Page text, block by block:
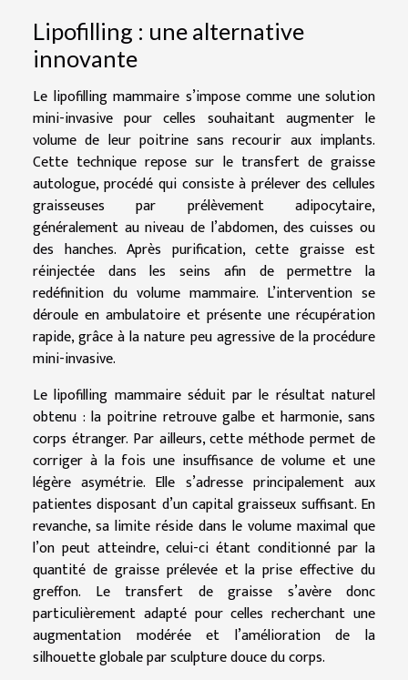
Lipofilling : une alternative
innovante
Le lipofilling mammaire s’impose comme une solution
mini-invasive pour celles souhaitant augmenter le
volume de leur poitrine sans recourir aux implants.
Cette technique repose sur le transfert de graisse
autologue, procédé qui consiste à prélever des cellules
graisseuses par prélèvement adipocytaire,
généralement au niveau de l’abdomen, des cuisses ou
des hanches. Après purification, cette graisse est
réinjectée dans les seins afin de permettre la
redéfinition du volume mammaire. L’intervention se
déroule en ambulatoire et présente une récupération
rapide, grâce à la nature peu agressive de la procédure
mini-invasive.
Le lipofilling mammaire séduit par le résultat naturel
obtenu : la poitrine retrouve galbe et harmonie, sans
corps étranger. Par ailleurs, cette méthode permet de
corriger à la fois une insuffisance de volume et une
légère asymétrie. Elle s’adresse principalement aux
patientes disposant d’un capital graisseux suffisant. En
revanche, sa limite réside dans le volume maximal que
l’on peut atteindre, celui-ci étant conditionné par la
quantité de graisse prélevée et la prise effective du
greffon. Le transfert de graisse s’avère donc
particulièrement adapté pour celles recherchant une
augmentation modérée et l’amélioration de la
silhouette globale par sculpture douce du corps.